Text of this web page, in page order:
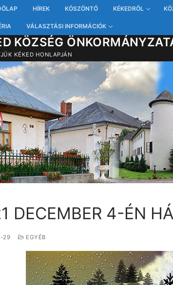
HÍREK KÖSZÖNTŐ KÉKEDRŐL
VÁLASZTÁSI INFORMÁCIÓK
KÖZSÉG
KÉKED HONLAPJÁN
DECEMBER 4-ÉN
29 EGYÉB